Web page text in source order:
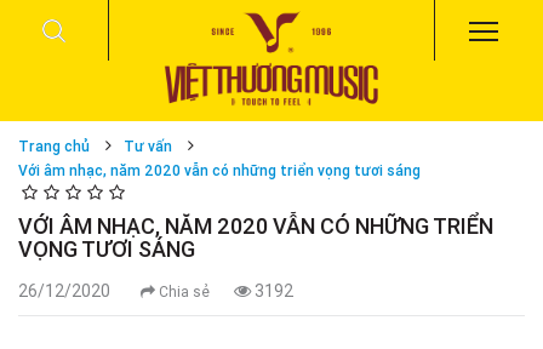
Trang chủ
Tư vấn
Với âm nhạc, năm 2020 vẫn có những triển vọng tươi sáng
VỚI ÂM NHẠC, NĂM 2020 VẪN CÓ NHỮNG TRIỂN
VỌNG TƯƠI SÁNG
26/12/2020 Chia sẻ 3192